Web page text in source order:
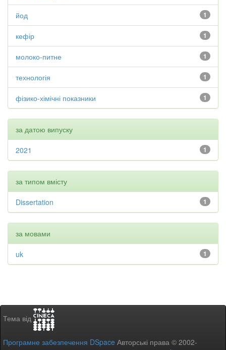
1
йод
1
кефір
1
молоко-питне
1
технологія
1
фізико-хімічні показники
за датою випуску
1
2021
за типом вмісту
1
Dissertation
за мовами
1
uk
Тема від
Програмне забезпечення DSpace Авторські права © 2002-